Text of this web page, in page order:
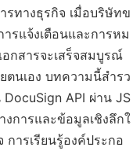
รทางธุรกิจ เมื่อบริษัทข
รแจ้งเตือนและการหม
กสารจะเสร็จสมบูรณ์
ตนเอง บทความนี้สำรว
API ผ่าน JS
งการและข้อมูลเชิงลึกใ
การเรียนรู้องค์ประกอ